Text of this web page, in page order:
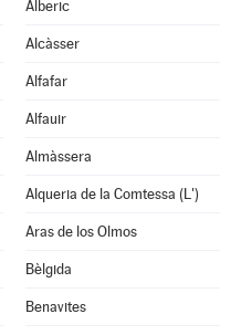
Alberic
Alcàsser
Alfafar
Alfauir
Almàssera
Alqueria de la Comtessa (L')
Aras de los Olmos
Bèlgida
Benavites